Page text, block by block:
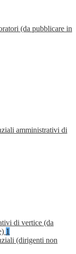
(da pubblicare in
amministrativi di
di vertice (da
1
(dirigenti non